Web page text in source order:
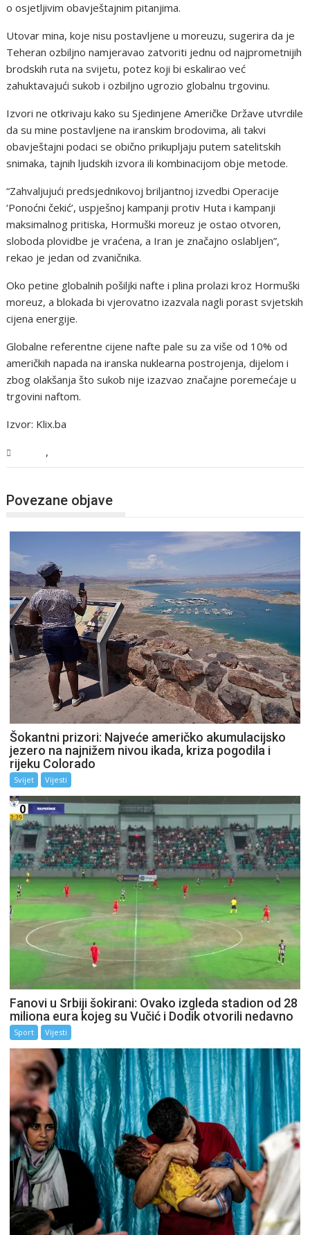
o osjetljivim obavještajnim pitanjima.
Utovar mina, koje nisu postavljene u moreuzu, sugerira da je
Teheran ozbiljno namjeravao zatvoriti jednu od najprometnijih
brodskih ruta na svijetu, potez koji bi eskalirao već
zahuktavajući sukob i ozbiljno ugrozio globalnu trgovinu.
Izvori ne otkrivaju kako su Sjedinjene Američke Države utvrdile
da su mine postavljene na iranskim brodovima, ali takvi
obavještajni podaci se obično prikupljaju putem satelitskih
snimaka, tajnih ljudskih izvora ili kombinacijom obje metode.
“Zahvaljujući predsjednikovoj briljantnoj izvedbi Operacije
‘Ponoćni čekić’, uspješnoj kampanji protiv Huta i kampanji
maksimalnog pritiska, Hormuški moreuz je ostao otvoren,
sloboda plovidbe je vraćena, a Iran je značajno oslabljen”,
rekao je jedan od zvaničnika.
Oko petine globalnih pošiljki nafte i plina prolazi kroz Hormuški
moreuz, a blokada bi vjerovatno izazvala nagli porast svjetskih
cijena energije.
Globalne referentne cijene nafte pale su za više od 10% od
američkih napada na iranska nuklearna postrojenja, dijelom i
zbog olakšanja što sukob nije izazvao značajne poremećaje u
trgovini naftom.
Izvor: Klix.ba
,
Povezane objave
Šokantni prizori: Najveće američko akumulacijsko
jezero na najnižem nivou ikada, kriza pogodila i
rijeku Colorado
Svijet Vijesti
Fanovi u Srbiji šokirani: Ovako izgleda stadion od 28
miliona eura kojeg su Vučić i Dodik otvorili nedavno
Sport Vijesti